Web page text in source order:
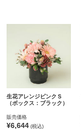
生花アレンジピンクＳ
（ボックス：ブラック）
販売価格
¥6,644 (税込)